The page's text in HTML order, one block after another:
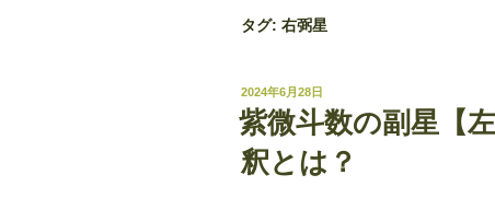
タグ: 右弼星
投
稿
日:
2024年6月28日
紫微斗数の副星【
釈とは？